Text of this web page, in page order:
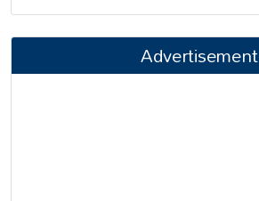
Advertisement